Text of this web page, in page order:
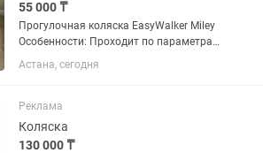
55 000 ₸
Прогулочная коляска EasyWalker Miley
Особенности: Проходит по параметрам
ручной клади. Рама очень прочная из
авиационного аллюминия. Спинка
капюшона с москитной...
Астана, сегодня
Реклама
Коляска
130 000 ₸